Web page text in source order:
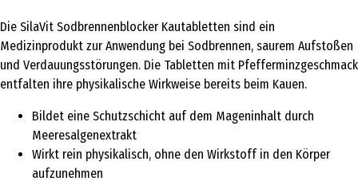
Die SilaVit Sodbrennenblocker Kautabletten sind ein
Medizinprodukt zur Anwendung bei Sodbrennen, saurem Aufstoßen
und Verdauungsstörungen. Die Tabletten mit Pfefferminzgeschmack
entfalten ihre physikalische Wirkweise bereits beim Kauen.
Bildet eine Schutzschicht auf dem Mageninhalt durch
Meeresalgenextrakt
Wirkt rein physikalisch, ohne den Wirkstoff in den Körper
aufzunehmen